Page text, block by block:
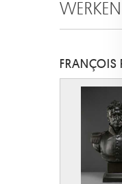
FRANÇOIS